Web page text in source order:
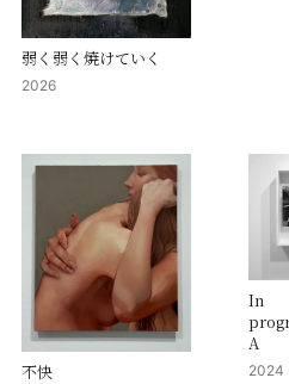
弱く弱く焼けていく
2026
不快
In
A
2024